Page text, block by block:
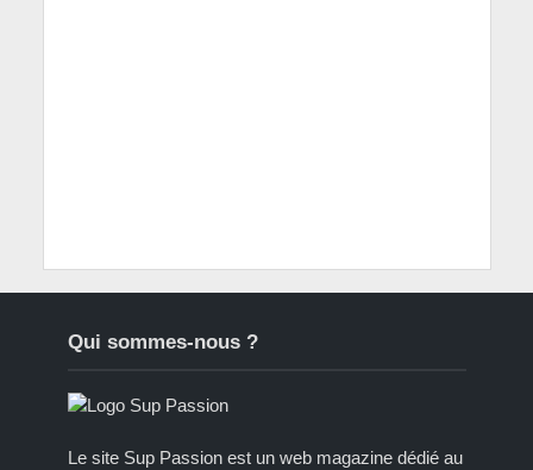
Qui sommes-nous ?
Le site Sup Passion est un web magazine dédié au